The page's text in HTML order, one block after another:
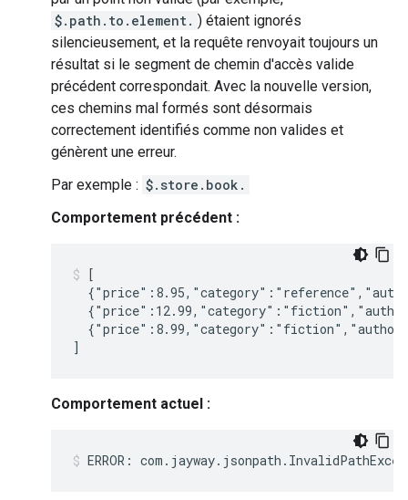
$.path.to.element. ) étaient ignorés
silencieusement, et la requête renvoyait toujours un
résultat si le segment de chemin d'accès valide
précédent correspondait. Avec la nouvelle version,
ces chemins mal formés sont désormais
correctement identifiés comme non valides et
génèrent une erreur.
Par exemple : $.store.book.
Comportement précédent :
[
Comportement actuel :